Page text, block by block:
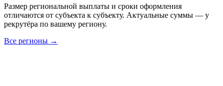
Размер региональной выплаты и сроки оформления
отличаются от субъекта к субъекту. Актуальные суммы — у
рекрутёра по вашему региону.
Все регионы →